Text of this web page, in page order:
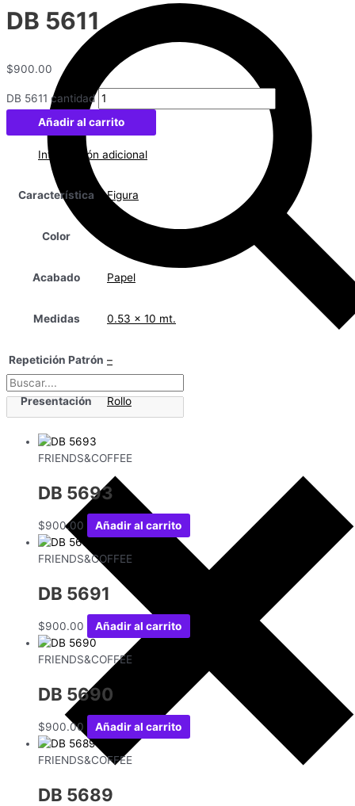
DB 5611
$900.00
DB 5611 cantidad
Añadir al carrito
Información adicional
Característica Figura
Color
Acabado Papel
Medidas 0.53 x 10 mt.
Repetición Patrón –
Presentación Rollo
FRIENDS&COFFEE
DB 5693
$900.00 Añadir al carrito
FRIENDS&COFFEE
DB 5691
$900.00 Añadir al carrito
FRIENDS&COFFEE
DB 5690
$900.00 Añadir al carrito
FRIENDS&COFFEE
DB 5689